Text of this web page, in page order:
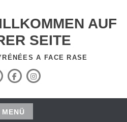
AUF
SEITE
A FACE RASE
FacebookInstagram
MENÜ